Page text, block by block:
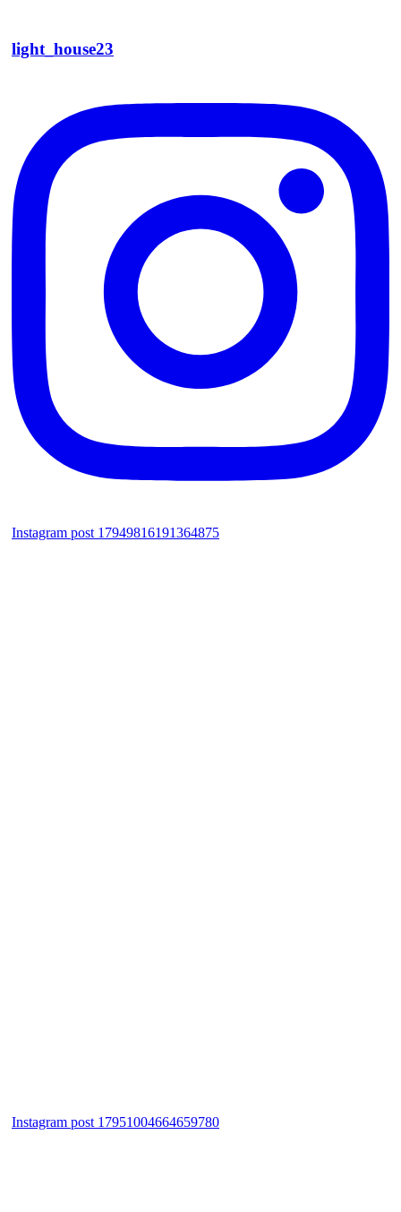
light_house23
Instagram post 17949816191364875
Instagram post 17951004664659780